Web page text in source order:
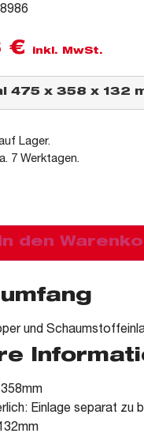
€ inkl. MwSt.
Lager.
7 Werktagen.
den
und
Einlage separat zu